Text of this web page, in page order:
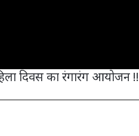
दिवस का रंगारंग आयोजन !!